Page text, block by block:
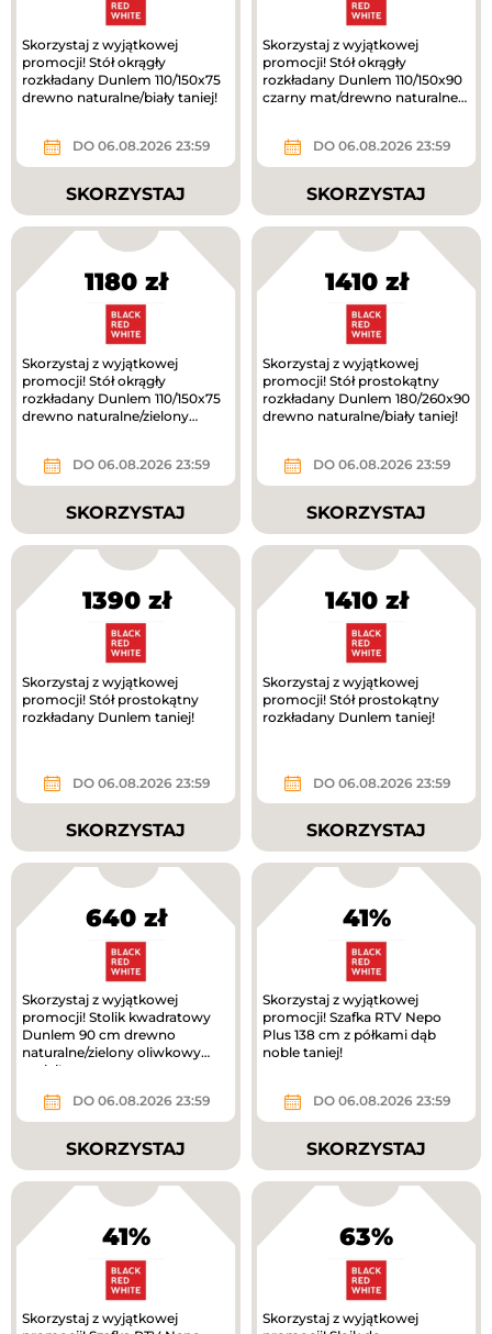
Skorzystaj z wyjątkowej
promocji! Stół okrągły
rozkładany Dunlem 110/150x75
drewno naturalne/biały taniej!
DO 06.08.2026 23:59
SKORZYSTAJ
Skorzystaj z wyjątkowej
promocji! Stół okrągły
rozkładany Dunlem 110/150x90
czarny mat/drewno naturalne
DO 06.08.2026 23:59
SKORZYSTAJ
1180 zł
Skorzystaj z wyjątkowej
promocji! Stół okrągły
rozkładany Dunlem 110/150x75
drewno naturalne/zielony
DO 06.08.2026 23:59
SKORZYSTAJ
1410 zł
Skorzystaj z wyjątkowej
promocji! Stół prostokątny
rozkładany Dunlem 180/260x90
drewno naturalne/biały taniej!
DO 06.08.2026 23:59
SKORZYSTAJ
1390 zł
Skorzystaj z wyjątkowej
promocji! Stół prostokątny
rozkładany Dunlem taniej!
DO 06.08.2026 23:59
SKORZYSTAJ
1410 zł
Skorzystaj z wyjątkowej
promocji! Stół prostokątny
rozkładany Dunlem taniej!
DO 06.08.2026 23:59
SKORZYSTAJ
640 zł
Skorzystaj z wyjątkowej
promocji! Stolik kwadratowy
Dunlem 90 cm drewno
naturalne/zielony oliwkowy
taniej!
DO 06.08.2026 23:59
SKORZYSTAJ
41%
Skorzystaj z wyjątkowej
promocji! Szafka RTV Nepo
Plus 138 cm z półkami dąb
noble taniej!
DO 06.08.2026 23:59
SKORZYSTAJ
41%
Skorzystaj z wyjątkowej
63%
Skorzystaj z wyjątkowej